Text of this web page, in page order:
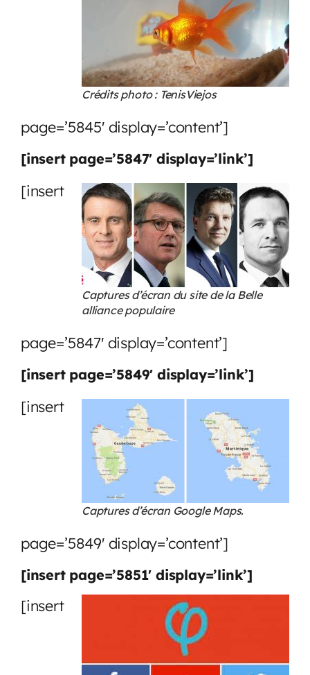
Crédits photo : TenisViejos
page=’5845′ display=’content’]
[insert page=’5847′ display=’link’]
Captures d’écran du site de la Belle
alliance populaire
[insert
page=’5847′ display=’content’]
[insert page=’5849′ display=’link’]
Captures d’écran Google Maps.
[insert
page=’5849′ display=’content’]
[insert page=’5851′ display=’link’]
[insert